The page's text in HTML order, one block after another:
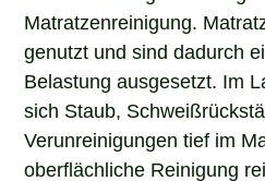
Matratzenreinigung.
genutzt und sind dadurch
Belastung ausgesetzt. Im
sich Staub,
Verunreinigungen tief im
oberflächliche Reinigung